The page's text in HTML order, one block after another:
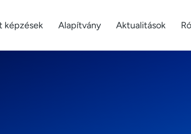
képzések Alapítvány Aktualitások